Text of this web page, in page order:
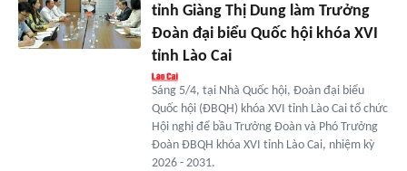
tỉnh Giàng Thị Dung làm Trưởng
Đoàn đại biểu Quốc hội khóa XVI
tỉnh Lào Cai
Sáng 5/4, tại Nhà Quốc hội, Đoàn đại biểu
Quốc hội (ĐBQH) khóa XVI tỉnh Lào Cai tổ chức
Hội nghị để bầu Trưởng Đoàn và Phó Trưởng
Đoàn ĐBQH khóa XVI tỉnh Lào Cai, nhiệm kỳ
2026 - 2031.